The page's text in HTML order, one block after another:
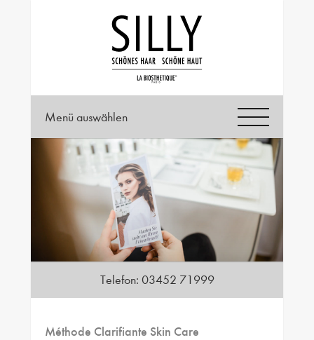
Menü auswählen
Telefon: 03452 71999
Méthode Clarifiante Skin Care